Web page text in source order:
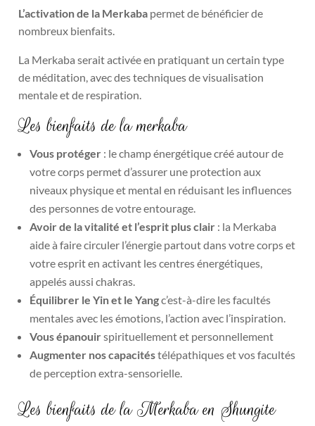
L’activation de la Merkaba permet de bénéficier de
nombreux bienfaits.
La Merkaba serait activée en pratiquant un certain type
de méditation, avec des techniques de visualisation
mentale et de respiration.
Les bienfaits de la merkaba
Vous protéger : le champ énergétique créé autour de
votre corps permet d’assurer une protection aux
niveaux physique et mental en réduisant les influences
des personnes de votre entourage.
Avoir de la vitalité et l’esprit plus clair : la Merkaba
aide à faire circuler l’énergie partout dans votre corps et
votre esprit en activant les centres énergétiques,
appelés aussi chakras.
Équilibrer le Yin et le Yangc’est-à-dire les facultés
mentales avec les émotions, l’action avec l’inspiration.
Vous épanouirspirituellement et personnellement
Augmenter nos capacitéstélépathiques et vos facultés
de perception extra-sensorielle.
Les bienfaits de la Merkaba en Shungite